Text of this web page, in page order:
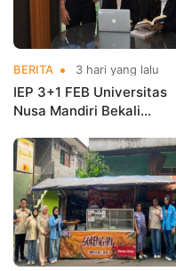
BERITA 3 hari yang lalu
IEP 3+1 FEB Universitas
Nusa Mandiri Bekali
Kerja Sebelum Lulus